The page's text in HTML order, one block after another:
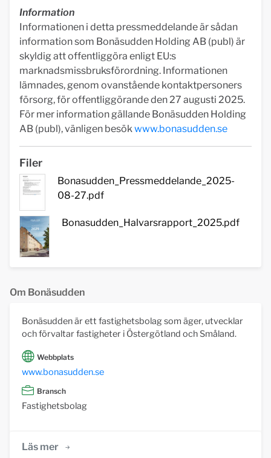
Information
Informationen i detta pressmeddelande är sådan
information som Bonäsudden Holding AB (publ) är
skyldig att offentliggöra enligt EU:s
marknadsmissbruksförordning. Informationen
lämnades, genom ovanstående kontaktpersoners
försorg, för offentliggörande den 27 augusti 2025.
För mer information gällande Bonäsudden Holding
AB (publ), vänligen besökwww.bonasudden.se
Filer
Bonasudden_Pressmeddelande_2025-
08-27.pdf
Bonasudden_Halvarsrapport_2025.pdf
Om Bonäsudden
Bonäsudden är ett fastighetsbolag som äger, utvecklar
och förvaltar fastigheter i Östergötland och Småland.
Webbplats
www.bonasudden.se
Bransch
Fastighetsbolag
Läs mer